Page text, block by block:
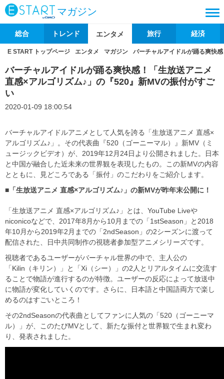
マガジン
総合 トレンド エンタメ 旅行 経済
E START トップページ エンタメ マガジン バーチャルアイドルが踊る爽快
バーチャルアイドルが踊る爽快感！「生放送アニメ
直感×アルゴリズム♪」の『520』新MVの振付がすご
い
2020-01-09 18:00:54
バーチャルアイドルアニメとして人気を誇る「生放送アニメ 直感×
アルゴリズム♪」。その代表曲『520（ゴーニーマル）』新MV（ミ
ュージックビデオ）が、2019年12月24日より公開されました。日本
と中国が融合した近未来の世界観を表現したもの。この新MVの内容
とともに、見どころである「振付」のこだわりをご紹介します。
■「生放送アニメ 直感×アルゴリズム♪」の新MVが昨年末公開に！
「生放送アニメ 直感×アルゴリズム♪」とは、YouTube Liveや
niconicoなどで、2017年8月から10月までの「1stSeason」と2018
年10月から2019年2月までの「2ndSeason」の2シーズンに渡って
配信された、日中共同制作の視聴者参加型アニメシリーズです。
視聴者であるユーザーがバーチャル世界の中で、主人公の
「Kilin（キリン）」と「Xi（シー）」の2人とリアルタイムに交流す
ることで物語が進行するのが特徴。ユーザーの反応によって放送中
に物語が変化していくのです。さらに、日本語と中国語両方で楽し
めるのはすごいところ！
その2ndSeasonの代表曲としてファンに人気の「520（ゴーニーマ
ル）」が、このたびMVとして、新たな振付と世界観で生まれ変わ
り、発表されました。